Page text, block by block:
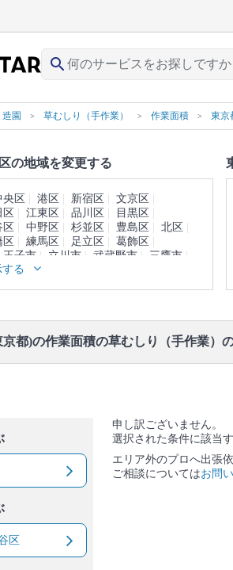
search
園 草むしり（手作業） 作業面積 東京
の地域を変更する
央区 港区 新宿区
文京区
区 江東区 品川区
目黒区
区 中野区 杉並区 豊島区
北区
区 練馬区 足立区
葛飾区
王子市 立川市 武蔵野市
三鷹市
市 昭島市
村 新島村 神津島村
三宅島
る
都)の作業面積の草むしり（手作業）
区
申し訳ございません。
選択された条件に該当
エリア外のプロへ出張
ご相談についてはお問